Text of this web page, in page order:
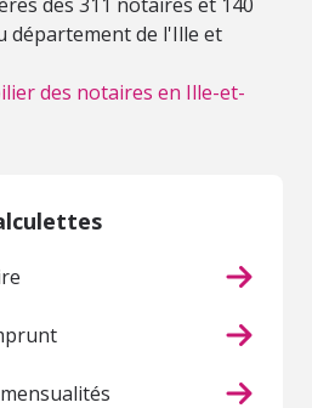
département de l'Ille et
des notaires en Ille-et-